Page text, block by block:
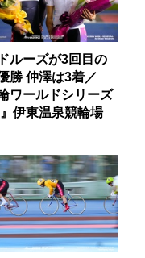
ルーズが3回目の
勝 仲澤は3着／
ワールドシリーズ
伊東温泉競輪場